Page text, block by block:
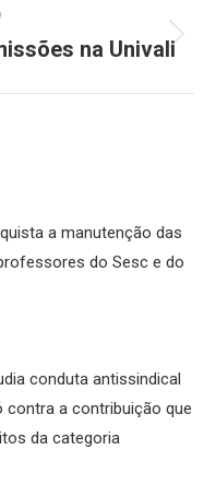
na Univali
a manutenção das
do Sesc e do
conduta antissindical
contra a contribuição que
da categoria